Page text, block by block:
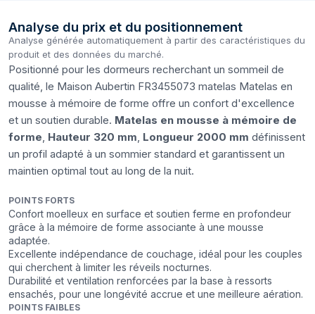
Analyse du prix et du positionnement
Analyse générée automatiquement à partir des caractéristiques du
produit et des données du marché.
Positionné pour les dormeurs recherchant un sommeil de
qualité, le Maison Aubertin FR3455073 matelas Matelas en
mousse à mémoire de forme offre un confort d'excellence
et un soutien durable. Matelas en mousse à mémoire de
forme, Hauteur 320 mm, Longueur 2000 mm définissent
un profil adapté à un sommier standard et garantissent un
maintien optimal tout au long de la nuit.
POINTS FORTS
Confort moelleux en surface et soutien ferme en profondeur
grâce à la mémoire de forme associante à une mousse
adaptée.
Excellente indépendance de couchage, idéal pour les couples
qui cherchent à limiter les réveils nocturnes.
Durabilité et ventilation renforcées par la base à ressorts
ensachés, pour une longévité accrue et une meilleure aération.
POINTS FAIBLES